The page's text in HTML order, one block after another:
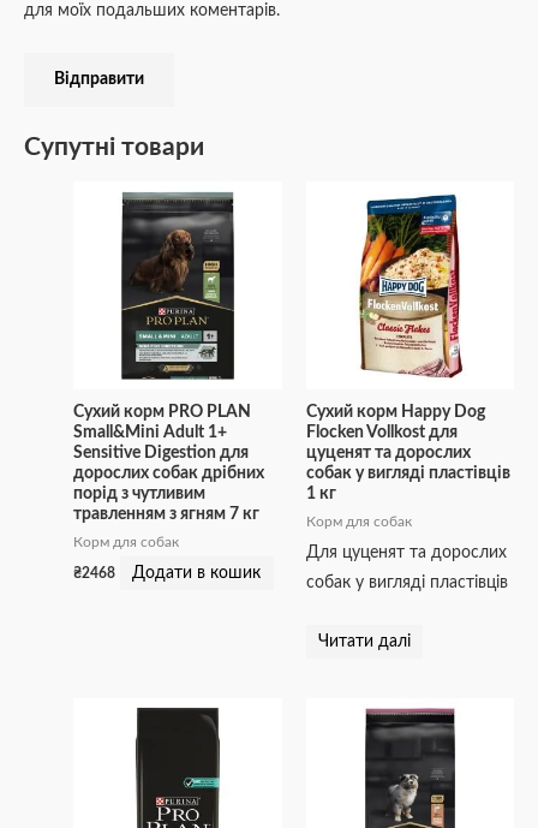
для моїх подальших коментарів.
Супутні товари
Сухий корм PRO PLAN
Small&Mini Adult 1+
Sensitive Digestion для
дорослих собак дрібних
порід з чутливим
травленням з ягням 7 кг
Корм для собак
₴2468 Додати в кошик
Сухий корм Happy Dog
Flocken Vollkost для
цуценят та дорослих
собак у вигляді пластівців
1 кг
Корм для собак
Для цуценят та дорослих
собак у вигляді пластівців
Читати далі